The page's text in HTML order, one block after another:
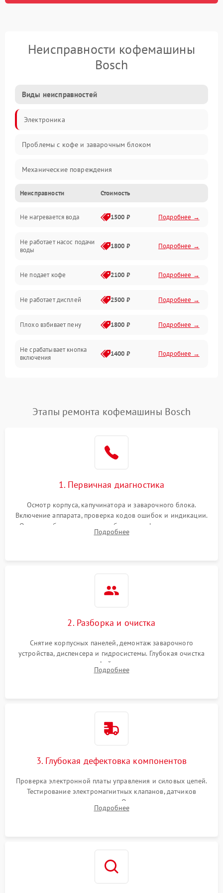
Неисправности кофемашины
Bosch
Виды неисправностей
Электроника
Проблемы с кофе и заварочным блоком
Механические повреждения
Прочие неисправности
Включение и работа
Проблемы с водой
Проблемы с капучинатором и паром
Управление и электроника
Программное обеспечение
Неисправности Стоимость
Не нагревается вода 1500 ₽ Подробнее →
Не работает насос подачи
воды
1800 ₽ Подробнее →
Не подает кофе 2100 ₽ Подробнее →
Не работает дисплей 2500 ₽ Подробнее →
Плохо взбивает пену 1800 ₽ Подробнее →
Не срабатывает кнопка
включения
1400 ₽ Подробнее →
Постоянные сбои в работе 1500 ₽ Подробнее →
Этапы ремонта кофемашины Bosch
1. Первичная диагностика
Осмотр корпуса, капучинатора и заварочного блока.
Включение аппарата, проверка кодов ошибок и индикации.
Оценка работы помпы, термоблока и кофемолки на слух.
Измерение температуры и давления воды для выявления
Подробнее
2. Разборка и очистка
Снятие корпусных панелей, демонтаж заварочного
устройства, диспенсера и гидросистемы. Глубокая очистка
внутренних узлов от кофейных масел, жмыха и накипи.
Промывка дренажных каналов и фильтров с использованием
Подробнее
3. Глубокая дефектовка компонентов
Проверка электронной платы управления и силовых цепей.
Тестирование электромагнитных клапанов, датчиков
температуры и расходомера. Оценка степени износа
жерновов кофемолки, уплотнительных колец гидросистемы
Подробнее